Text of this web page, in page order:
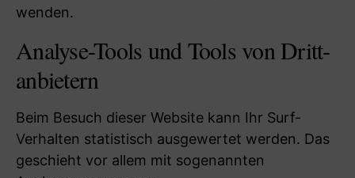
wenden.
Analyse-Tools und Tools von Dritt­
anbietern
Beim Besuch dieser Website kann Ihr Surf-
Verhalten statistisch ausgewertet werden. Das
geschieht vor allem mit sogenannten